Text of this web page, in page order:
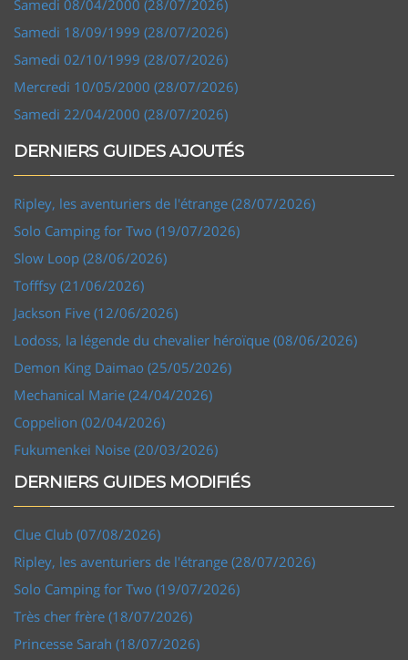
Samedi 08/04/2000 (28/07/2026)
Samedi 18/09/1999 (28/07/2026)
Samedi 02/10/1999 (28/07/2026)
Mercredi 10/05/2000 (28/07/2026)
Samedi 22/04/2000 (28/07/2026)
DERNIERS GUIDES AJOUTÉS
Ripley, les aventuriers de l'étrange (28/07/2026)
Solo Camping for Two (19/07/2026)
Slow Loop (28/06/2026)
Tofffsy (21/06/2026)
Jackson Five (12/06/2026)
Lodoss, la légende du chevalier héroïque (08/06/2026)
Demon King Daimao (25/05/2026)
Mechanical Marie (24/04/2026)
Coppelion (02/04/2026)
Fukumenkei Noise (20/03/2026)
DERNIERS GUIDES MODIFIÉS
Clue Club (07/08/2026)
Ripley, les aventuriers de l'étrange (28/07/2026)
Solo Camping for Two (19/07/2026)
Très cher frère (18/07/2026)
Princesse Sarah (18/07/2026)